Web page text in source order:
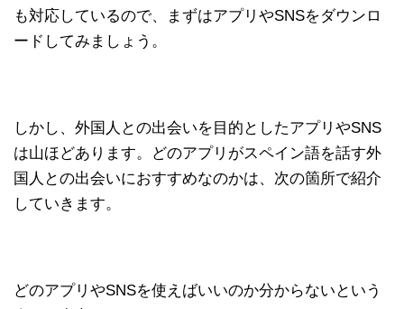
も対応しているので、まずはアプリやSNSをダウンロ
ードしてみましょう。
しかし、外国人との出会いを目的としたアプリやSNS
は山ほどあります。どのアプリがスペイン語を話す外
国人との出会いにおすすめなのかは、次の箇所で紹介
していきます。
どのアプリやSNSを使えばいいのか分からないという